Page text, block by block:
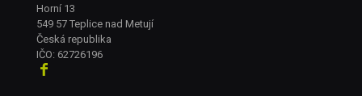
Horní 13
549 57 Teplice nad Metují
Česká republika
IČO: 62726196